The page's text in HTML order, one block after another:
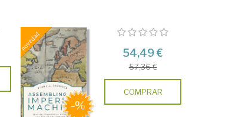
54,49 €
57,36 €
COMPRAR